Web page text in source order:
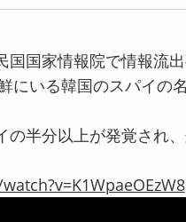
国家情報院で情報流出
にいる韓国のスパイの
半分以上が発覚され、